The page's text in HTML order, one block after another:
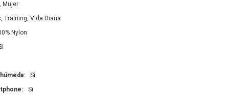
Mujer
Training, Vida Diaria
Nylon
Si
Si